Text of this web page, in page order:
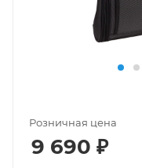
Розничная цена
9 690 ₽